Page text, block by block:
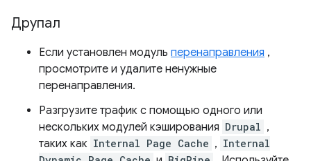
Друпал
Если установлен модуль перенаправления ,
просмотрите и удалите ненужные
перенаправления.
Разгрузите трафик с помощью одного или
нескольких модулей кэширования Drupal ,
таких как Internal Page Cache , Internal